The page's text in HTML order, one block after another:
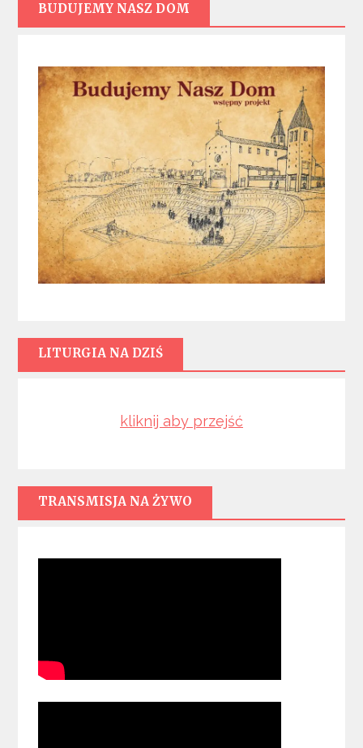
BUDUJEMY NASZ DOM
LITURGIA NA DZIŚ
kliknij aby przejść
TRANSMISJA NA ŻYWO